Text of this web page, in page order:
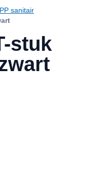
PP sanitair
stuk